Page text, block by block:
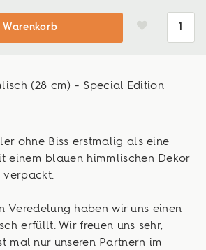
Warenkorb
(28 cm) - Special Edition
ohne Biss erstmalig als eine
einem blauen himmlischen Dekor
verpackt.
Veredelung haben wir uns einen
erfüllt. Wir freuen uns sehr,
mal nur unseren Partnern im